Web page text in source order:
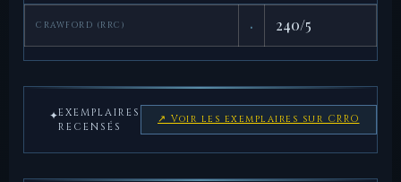
CRAWFORD (RRC) · 240/5
✦EXEMPLAIRES
RECENSÉS
↗ Voir les exemplaires sur CRRO